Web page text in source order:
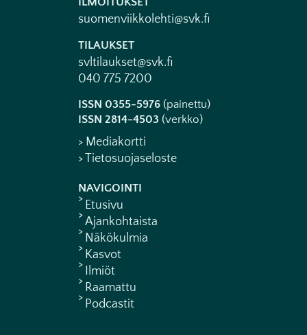
suomenviikkolehti@svk.fi
TILAUKSET
svltilaukset@svk.fi
040 775 7200
ISSN 0355-5976 (painettu)
ISSN 2814-4503 (verkko)
> Mediakortti
> Tietosuojaseloste
NAVIGOINTI
Etusivu
Ajankohtaista
Näkökulmia
Kasvot
Ilmiöt
Raamattu
Podcastit